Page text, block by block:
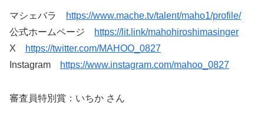
マシェバラ
https://www.mache.tv/talent/maho1/profile/
公式ホームページ
https://lit.link/mahohiroshimasinger
X
https://twitter.com/MAHOO_0827
Instagram
https://www.instagram.com/mahoo_0827
審査員特別賞：いちか さん